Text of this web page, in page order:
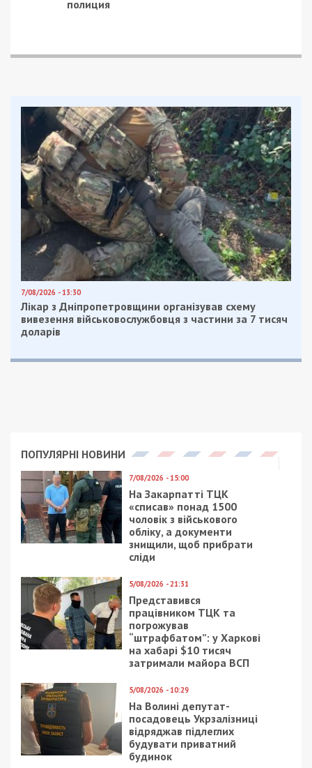
полиция
7/08/2026 - 13:30
Лікар з Дніпропетровщини організував схему
вивезення військовослужбовця з частини за 7 тисяч
доларів
ПОПУЛЯРНІ НОВИНИ
7/08/2026 - 15:00
На Закарпатті ТЦК
«списав» понад 1500
чоловік з військового
обліку, а документи
знищили, щоб прибрати
сліди
5/08/2026 - 21:31
Представився
працівником ТЦК та
погрожував
“штрафбатом”: у Харкові
на хабарі $10 тисяч
затримали майора ВСП
5/08/2026 - 10:29
На Волині депутат-
посадовець Укрзалізниці
відряджав підлеглих
будувати приватний
будинок